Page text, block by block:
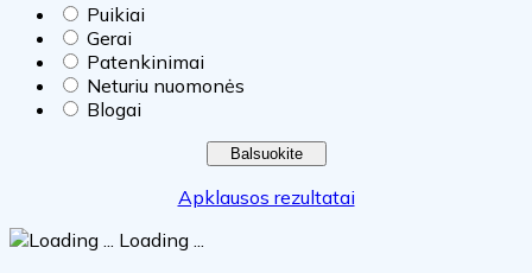
Puikiai
Gerai
Patenkinimai
Neturiu nuomonės
Blogai
Apklausos rezultatai
Loading ...